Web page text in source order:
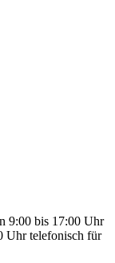
9:00 bis 17:00 Uhr
Uhr telefonisch für